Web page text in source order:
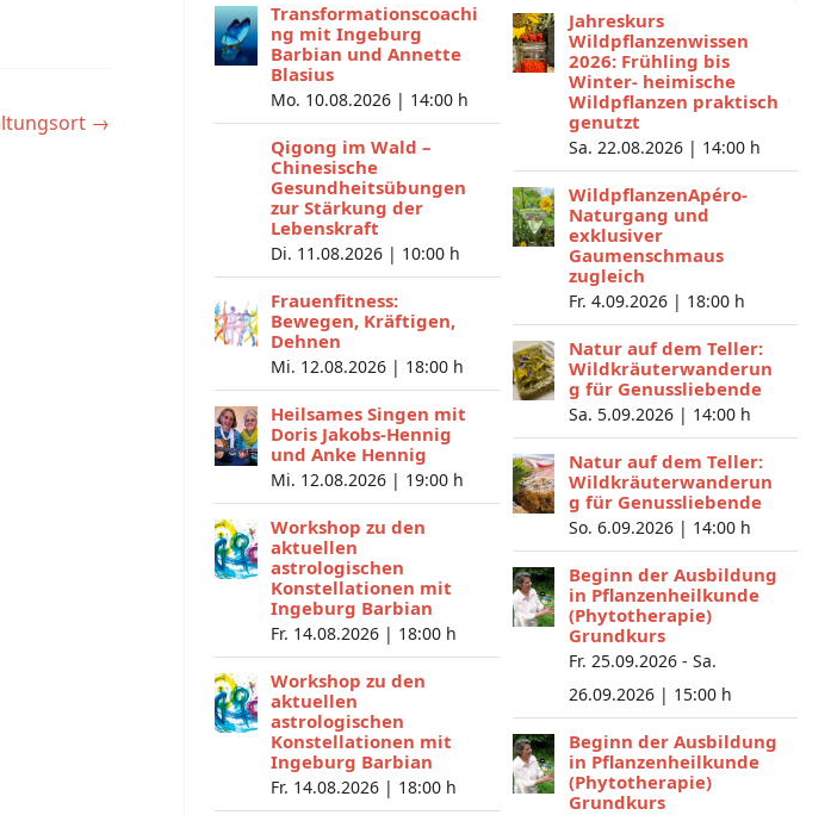
→
Transformationscoachi
ng mit Ingeburg
Barbian und Annette
Blasius
Mo. 10.08.2026 | 14:00 h
Qigong im Wald –
Chinesische
Gesundheitsübungen
zur Stärkung der
Lebenskraft
Di. 11.08.2026 | 10:00 h
Frauenfitness:
Bewegen, Kräftigen,
Dehnen
Mi. 12.08.2026 | 18:00 h
Heilsames Singen mit
Doris Jakobs-Hennig
und Anke Hennig
Mi. 12.08.2026 | 19:00 h
Workshop zu den
aktuellen
astrologischen
Konstellationen mit
Ingeburg Barbian
Fr. 14.08.2026 | 18:00 h
Workshop zu den
aktuellen
astrologischen
Konstellationen mit
Ingeburg Barbian
Fr. 14.08.2026 | 18:00 h
Jahreskurs
Wildpflanzenwissen
2026: Frühling bis
Winter- heimische
Wildpflanzen praktisch
genutzt
Sa. 22.08.2026 | 14:00 h
WildpflanzenApéro-
Naturgang und
exklusiver
Gaumenschmaus
zugleich
Fr. 4.09.2026 | 18:00 h
Natur auf dem Teller:
Wildkräuterwanderun
g für Genussliebende
Sa. 5.09.2026 | 14:00 h
Natur auf dem Teller:
Wildkräuterwanderun
g für Genussliebende
So. 6.09.2026 | 14:00 h
Beginn der Ausbildung
in Pflanzenheilkunde
(Phytotherapie)
Grundkurs
Fr. 25.09.2026 - Sa.
26.09.2026 | 15:00 h
Beginn der Ausbildung
in Pflanzenheilkunde
(Phytotherapie)
Grundkurs